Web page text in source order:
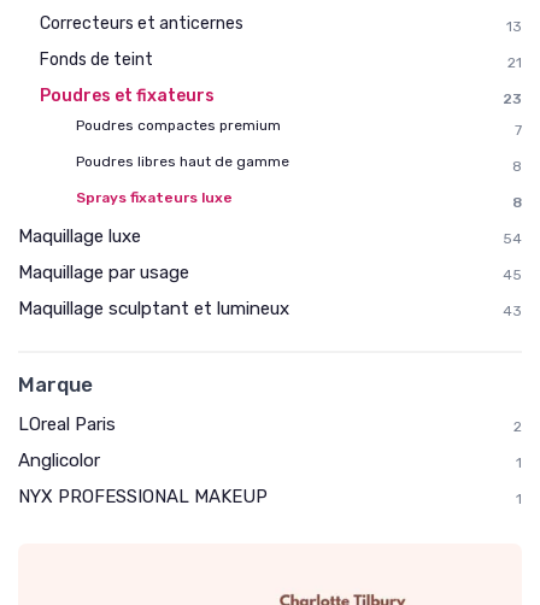
Correcteurs et anticernes 13
Fonds de teint 21
Poudres et fixateurs
23
Poudres compactes premium
7
Poudres libres haut de gamme
8
Sprays fixateurs luxe
8
Maquillage luxe 54
Maquillage par usage 45
Maquillage sculptant et lumineux 43
Marque
LOreal Paris 2
Anglicolor 1
NYX PROFESSIONAL MAKEUP 1